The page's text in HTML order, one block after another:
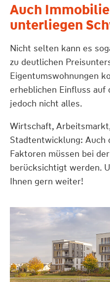
Auch
unterliegen
Nicht selten kann es
zu deutlichen
Eigentumswohnungen
erheblichen Einfluss
jedoch nicht alles.
Wirtschaft,
Stadtentwicklung: Auch
Faktoren müssen bei
berücksichtigt werden.
Ihnen gern weiter!